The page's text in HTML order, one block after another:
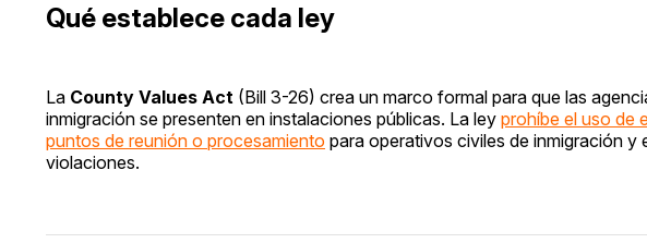
Qué establece cada ley
La County Values Act (Bill 3-26) crea un marco formal para que las
inmigración se presenten en instalaciones públicas. La ley prohíbe el uso de
puntos de reunión o procesamiento para operativos civiles de inmigración
violaciones.